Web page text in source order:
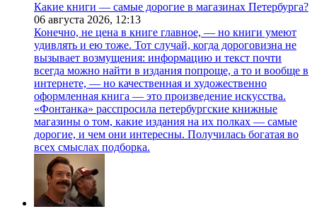
Какие книги — самые дорогие в магазинах Петербурга?
06 августа 2026, 12:13
Конечно, не цена в книге главное, — но книги умеют
удивлять и ею тоже. Тот случай, когда дороговизна не
вызывает возмущения: информацию и текст почти
всегда можно найти в издания попроще, а то и вообще в
интернете, — но качественная и художественно
оформленная книга — это произведение искусства.
«Фонтанка» расспросила петербургские книжные
магазины о том, какие издания на их полках — самые
дорогие, и чем они интересны. Получилась богатая во
всех смыслах подборка.